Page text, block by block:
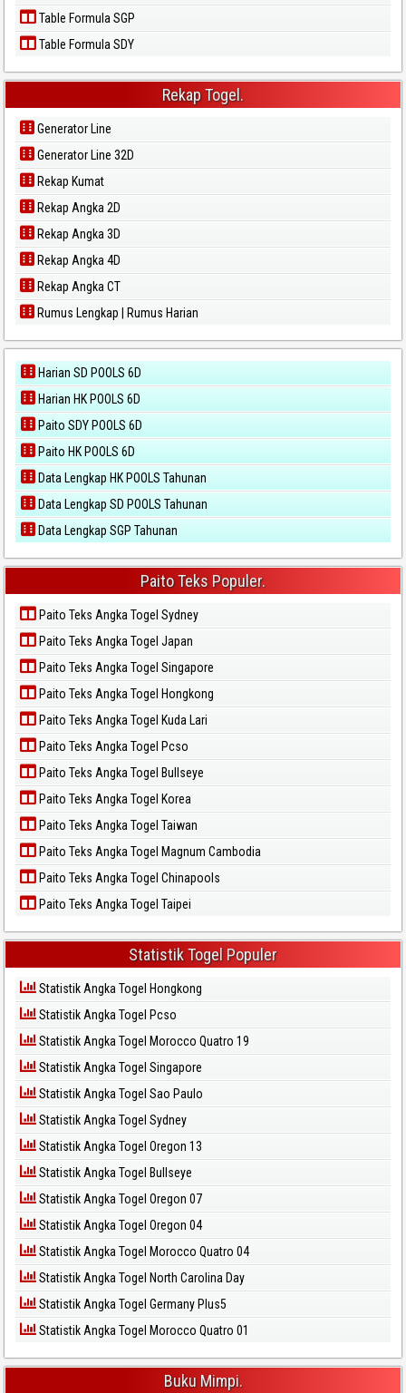
Table Formula SGP
Table Formula SDY
Rekap Togel.
Generator Line
Generator Line 32D
Rekap Kumat
Rekap Angka 2D
Rekap Angka 3D
Rekap Angka 4D
Rekap Angka CT
Rumus Lengkap | Rumus Harian
Harian SD POOLS 6D
Harian HK POOLS 6D
Paito SDY POOLS 6D
Paito HK POOLS 6D
Data Lengkap HK POOLS Tahunan
Data Lengkap SD POOLS Tahunan
Data Lengkap SGP Tahunan
Paito Teks Populer.
Paito Teks Angka Togel Sydney
Paito Teks Angka Togel Japan
Paito Teks Angka Togel Singapore
Paito Teks Angka Togel Hongkong
Paito Teks Angka Togel Kuda Lari
Paito Teks Angka Togel Pcso
Paito Teks Angka Togel Bullseye
Paito Teks Angka Togel Korea
Paito Teks Angka Togel Taiwan
Paito Teks Angka Togel Magnum Cambodia
Paito Teks Angka Togel Chinapools
Paito Teks Angka Togel Taipei
Statistik Togel Populer
Statistik Angka Togel Hongkong
Statistik Angka Togel Pcso
Statistik Angka Togel Morocco Quatro 19
Statistik Angka Togel Singapore
Statistik Angka Togel Sao Paulo
Statistik Angka Togel Sydney
Statistik Angka Togel Oregon 13
Statistik Angka Togel Bullseye
Statistik Angka Togel Oregon 07
Statistik Angka Togel Oregon 04
Statistik Angka Togel Morocco Quatro 04
Statistik Angka Togel North Carolina Day
Statistik Angka Togel Germany Plus5
Statistik Angka Togel Morocco Quatro 01
Buku Mimpi.